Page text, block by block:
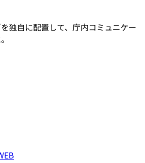
独自に配置して、庁内コミュニケー